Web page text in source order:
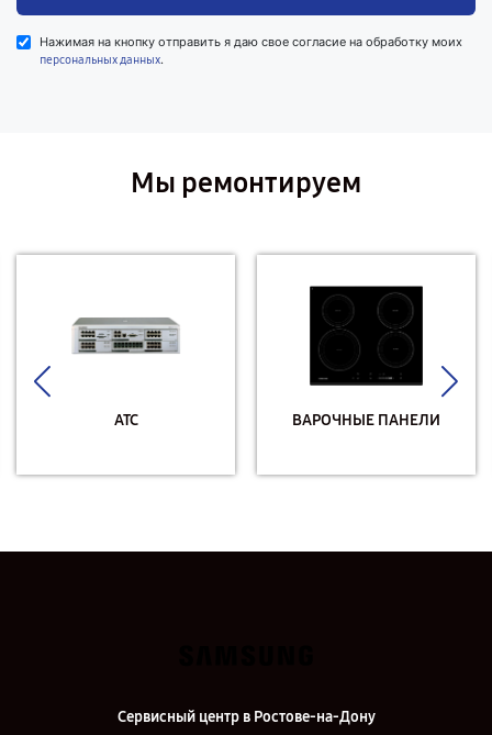
Нажимая на кнопку отправить я даю свое согласие на обработку моих
персональных данных.
Мы ремонтируем
АТС ВАРОЧНЫЕ ПАНЕЛИ
Сервисный центр в Ростове-на-Дону